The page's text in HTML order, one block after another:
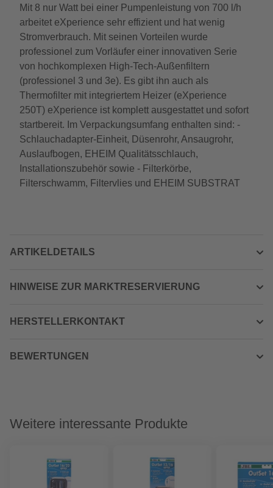
Mit 8 nur Watt bei einer Pumpenleistung von 700 l/h
arbeitet eXperience sehr effizient und hat wenig
Stromverbrauch. Mit seinen Vorteilen wurde
professionel zum Vorläufer einer innovativen Serie
von hochkomplexen High-Tech-Außenfiltern
(professionel 3 und 3e). Es gibt ihn auch als
Thermofilter mit integriertem Heizer (eXperience
250T) eXperience ist komplett ausgestattet und sofort
startbereit. Im Verpackungsumfang enthalten sind: -
Schlauchadapter-Einheit, Düsenrohr, Ansaugrohr,
Auslaufbogen, EHEIM Qualitätsschlauch,
Installationszubehör sowie - Filterkörbe,
Filterschwamm, Filtervlies und EHEIM SUBSTRAT
ARTIKELDETAILS
HINWEISE ZUR MARKTRESERVIERUNG
HERSTELLERKONTAKT
BEWERTUNGEN
Weitere interessante Produkte